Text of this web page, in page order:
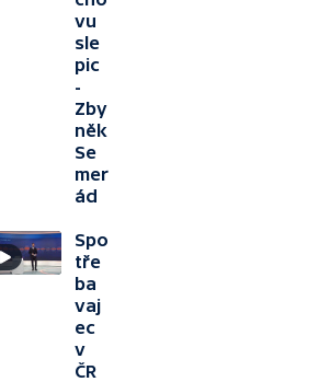
vu
sle
pic
-
Zby
něk
Se
mer
ád
Spo
tře
ba
vaj
ec
v
ČR